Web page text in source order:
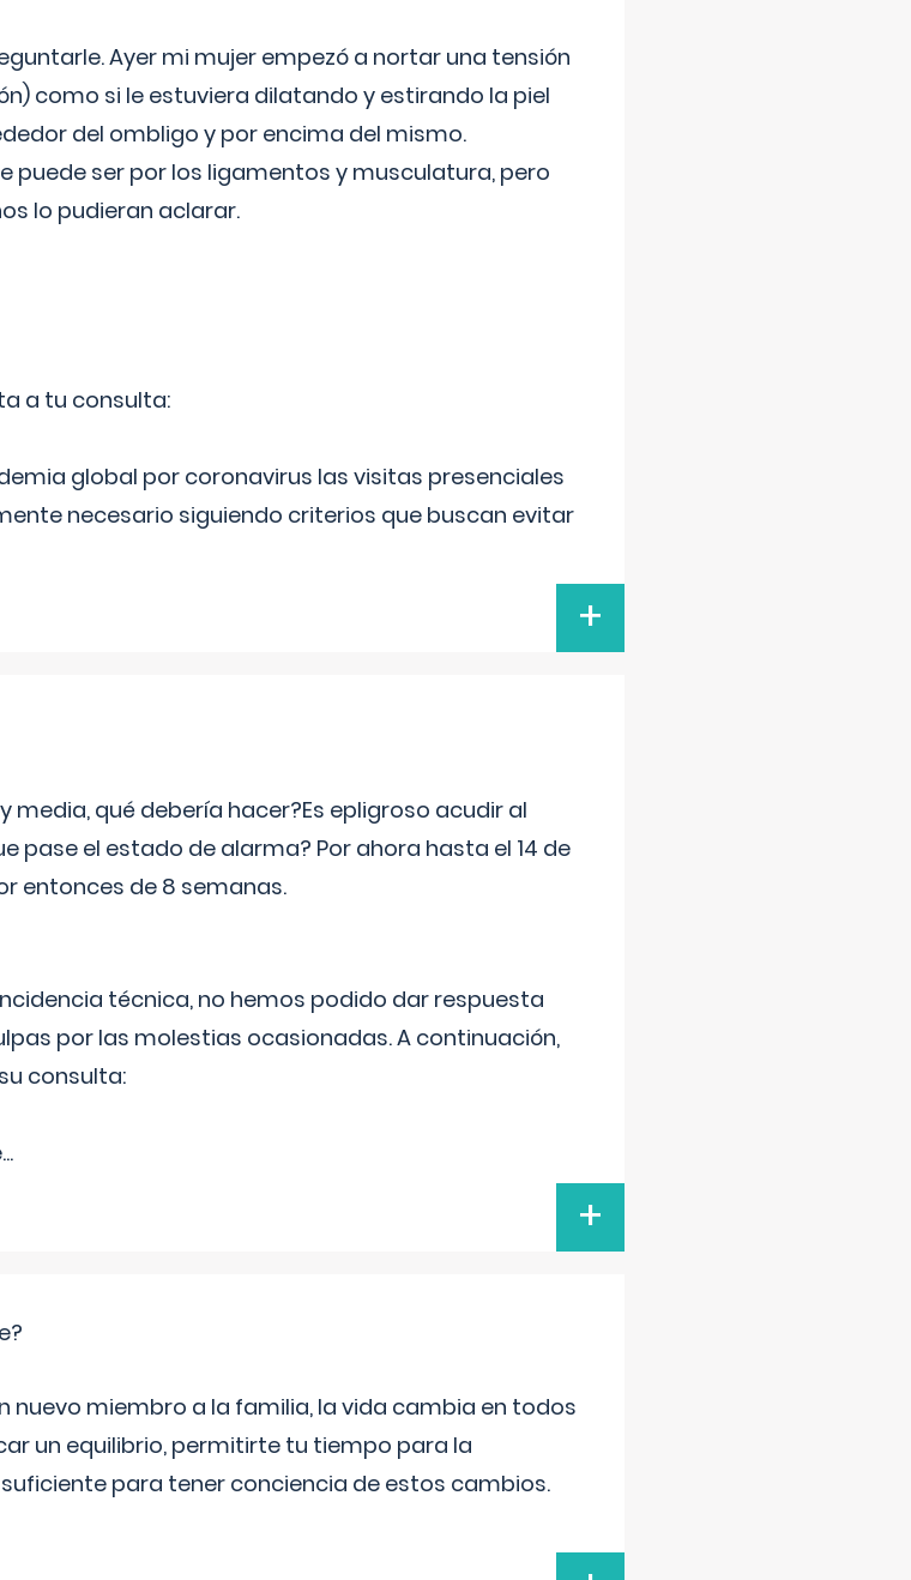
Ayer mi mujer empezó a nortar una tensión
como si le estuviera dilatando y estirando la piel
del ombligo y por encima del mismo.
puede ser por los ligamentos y musculatura, pero
lo pudieran aclarar.
a tu consulta:
global por coronavirus las visitas presenciales
necesario siguiendo criterios que buscan evitar
+
qué debería hacer?Es epligroso acudir al
pase el estado de alarma? Por ahora hasta el 14 de
entonces de 8 semanas.
técnica, no hemos podido dar respuesta
por las molestias ocasionadas. A continuación,
consulta:
...
+
nuevo miembro a la familia, la vida cambia en todos
un equilibrio, permitirte tu tiempo para la
para tener conciencia de estos cambios.